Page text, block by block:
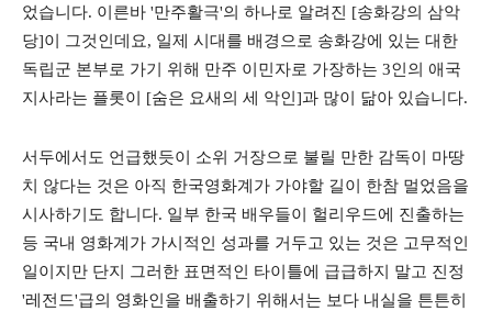
었습니다. 이른바 '만주활극'의 하나로 알려진 [송화강의 삼악
당]이 그것인데요, 일제 시대를 배경으로 송화강에 있는 대한
독립군 본부로 가기 위해 만주 이민자로 가장하는 3인의 애국
지사라는 플롯이 [숨은 요새의 세 악인]과 많이 닮아 있습니다.
서두에서도 언급했듯이 소위 거장으로 불릴 만한 감독이 마땅
치 않다는 것은 아직 한국영화계가 가야할 길이 한참 멀었음을
시사하기도 합니다. 일부 한국 배우들이 헐리우드에 진출하는
등 국내 영화계가 가시적인 성과를 거두고 있는 것은 고무적인
일이지만 단지 그러한 표면적인 타이틀에 급급하지 말고 진정
'레전드'급의 영화인을 배출하기 위해서는 보다 내실을 튼튼히